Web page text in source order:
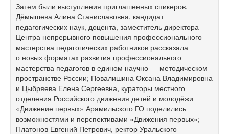
Затем были выступления приглашенных спикеров.
Дёмышева Алина Станиславовна, кандидат
педагогических наук, доцента, заместитель директора
Центра непрерывного повышения профессионального
мастерства педагогических работников рассказала
о новых форматах развития профессионального
мастерства педагогов в едином научно — методическом
пространстве России; Повалишина Оксана Владимировна
и Цыбряева Елена Сергеевна, кураторы местного
отделения Российского движения детей и молодёжи
«Движение первых» Арамильского ГО поделились
возможностями и перспективами «Движения первых»;
Платонов Евгений Петрович, ректор Уральского